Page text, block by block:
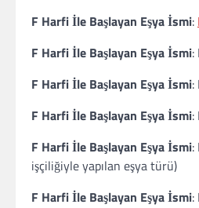
F Harfi İle Başlayan Eşya İsmi:
F Harfi İle Başlayan Eşya İsmi:
F Harfi İle Başlayan Eşya İsmi:
F Harfi İle Başlayan Eşya İsmi:
F Harfi İle Başlayan Eşya İsmi:
işçiliğiyle yapılan eşya türü)
F Harfi İle Başlayan Eşya İsmi: